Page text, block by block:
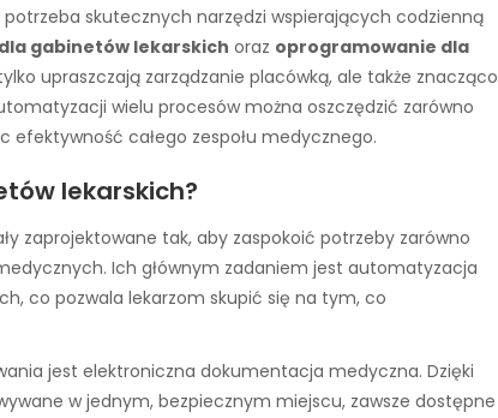
potrzeba skutecznych narzędzi wspierających codzienną
gabinetów lekarskich oraz oprogramowanie dla
upraszczają zarządzanie placówką, ale także znacząco
wielu procesów można oszczędzić zarówno
efektywność całego zespołu medycznego.
lekarskich?
zaprojektowane tak, aby zaspokoić potrzeby zarówno
Ich głównym zadaniem jest automatyzacja
co pozwala lekarzom skupić się na tym, co
jest elektroniczna dokumentacja medyczna. Dzięki
w jednym, bezpiecznym miejscu, zawsze dostępne